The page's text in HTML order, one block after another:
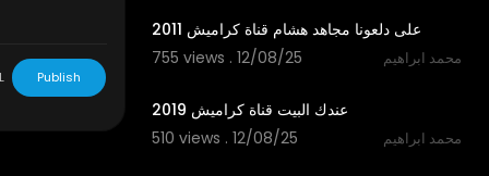
على دلعونا مجاهد هشام قناة كراميش 2011
755 views . 12/08/25
محمد ابراهيم
عندك البيت قناة كراميش 2019
510 views . 12/08/25
محمد ابراهيم
Publish